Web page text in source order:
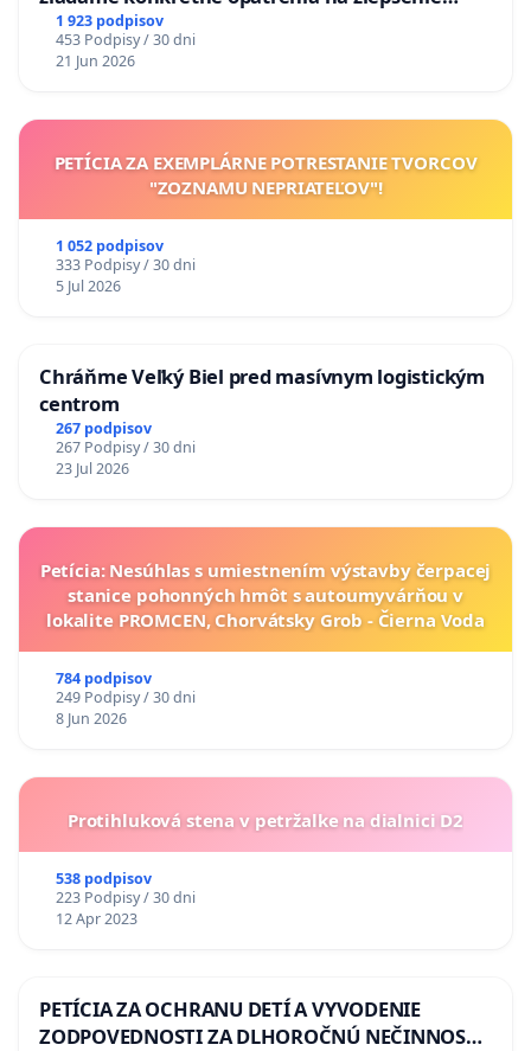
situácie v školstve
1 923 podpisov
453 Podpisy / 30 dni
21 Jun 2026
PETÍCIA ZA EXEMPLÁRNE POTRESTANIE TVORCOV
"ZOZNAMU NEPRIATEĽOV"!
1 052 podpisov
333 Podpisy / 30 dni
5 Jul 2026
Chráňme Veľký Biel pred masívnym logistickým
centrom
267 podpisov
267 Podpisy / 30 dni
23 Jul 2026
Petícia: Nesúhlas s umiestnením výstavby čerpacej
stanice pohonných hmôt s autoumyvárňou v
lokalite PROMCEN, Chorvátsky Grob - Čierna Voda
784 podpisov
249 Podpisy / 30 dni
8 Jun 2026
Protihluková stena v petržalke na dialnici D2
538 podpisov
223 Podpisy / 30 dni
12 Apr 2023
PETÍCIA ZA OCHRANU DETÍ A VYVODENIE
ZODPOVEDNOSTI ZA DLHOROČNÚ NEČINNOSŤ